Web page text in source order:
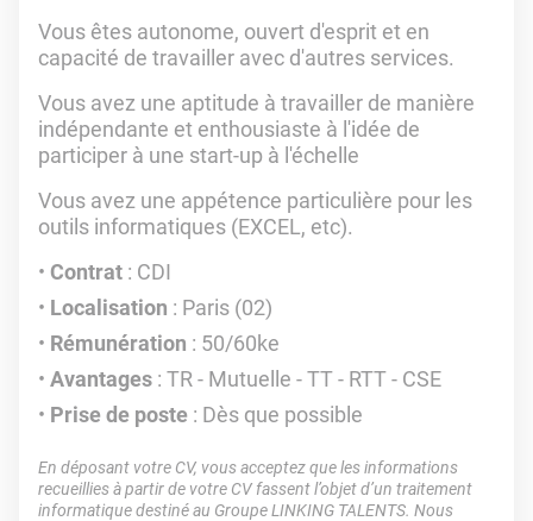
Vous êtes autonome, ouvert d'esprit et en
capacité de travailler avec d'autres services.
Vous avez une aptitude à travailler de manière
indépendante et enthousiaste à l'idée de
participer à une start-up à l'échelle
Vous avez une appétence particulière pour les
outils informatiques (EXCEL, etc).
Contrat : CDI
Localisation : Paris (02)
Rémunération : 50/60ke
Avantages : TR - Mutuelle - TT - RTT - CSE
Prise de poste : Dès que possible
En déposant votre CV, vous acceptez que les informations
recueillies à partir de votre CV fassent l’objet d’un traitement
informatique destiné au Groupe LINKING TALENTS. Nous